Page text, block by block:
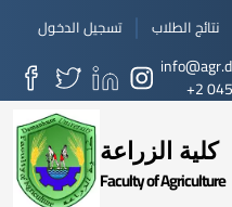
تسجيل الدخول نتائج الطلاب
+2
كلية الزراعة
Faculty of Agriculture